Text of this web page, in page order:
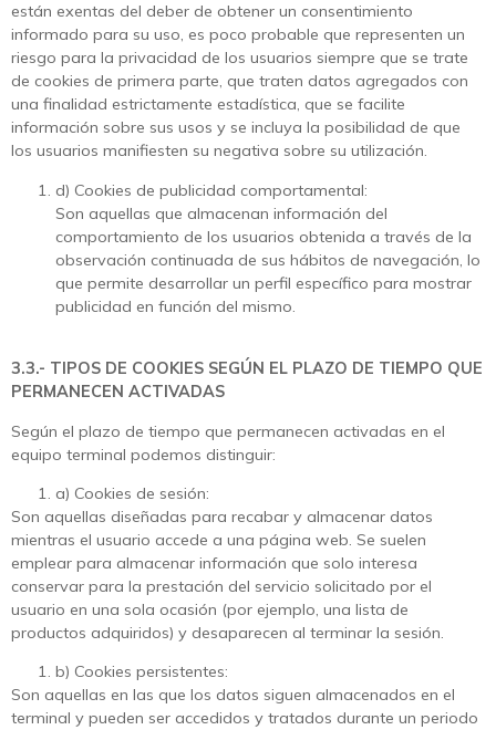
están exentas del deber de obtener un consentimiento
informado para su uso, es poco probable que representen un
riesgo para la privacidad de los usuarios siempre que se trate
de cookies de primera parte, que traten datos agregados con
una finalidad estrictamente estadística, que se facilite
información sobre sus usos y se incluya la posibilidad de que
los usuarios manifiesten su negativa sobre su utilización.
d) Cookies de publicidad comportamental:
Son aquellas que almacenan información del
comportamiento de los usuarios obtenida a través de la
observación continuada de sus hábitos de navegación, lo
que permite desarrollar un perfil específico para mostrar
publicidad en función del mismo.
3.3.- TIPOS DE COOKIES SEGÚN EL PLAZO DE TIEMPO QUE
PERMANECEN ACTIVADAS
Según el plazo de tiempo que permanecen activadas en el
equipo terminal podemos distinguir:
a) Cookies de sesión:
Son aquellas diseñadas para recabar y almacenar datos
mientras el usuario accede a una página web. Se suelen
emplear para almacenar información que solo interesa
conservar para la prestación del servicio solicitado por el
usuario en una sola ocasión (por ejemplo, una lista de
productos adquiridos) y desaparecen al terminar la sesión.
b) Cookies persistentes:
Son aquellas en las que los datos siguen almacenados en el
terminal y pueden ser accedidos y tratados durante un periodo